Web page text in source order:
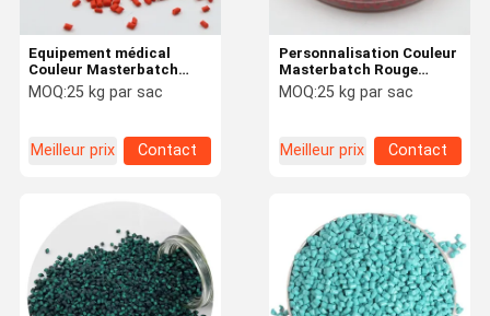
Personnalisation Couleur
Masterbatch Rouge
Masterbatch
biodégradable
MOQ:25 kg par sac
Meilleur prix Contact
Equipement médical
Couleur Masterbatch
Facile à traiter
Compatibilité élevée
MOQ:25 kg par sac
Meilleur prix Contact